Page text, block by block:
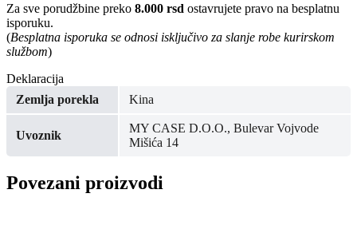
Za sve porudžbine preko 8.000 rsd ostavrujete pravo na besplatnu
isporuku.
(Besplatna isporuka se odnosi isključivo za slanje robe kurirskom
službom)
Deklaracija
Zemlja porekla
Kina
Uvoznik
MY CASE D.O.O., Bulevar Vojvode
Mišića 14
Povezani proizvodi